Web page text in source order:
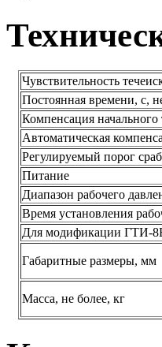
Чувствительность
Постоянная времени, с,
Компенсация начального
Автоматическая
Регулируемый порог
Питание
Диапазон рабочего
Время установления
Для модификации ГТИ-
Габаритные размеры, мм
Масса, не более, кг